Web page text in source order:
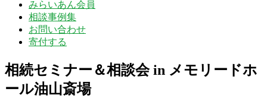
みらいあん会員
相談事例集
お問い合わせ
寄付する
相続セミナー＆相談会 in メモリードホ
ール油山斎場